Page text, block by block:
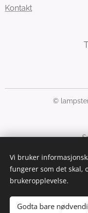
Kontakt
©
Vi bruker
fungerer som det skal,
brukeropplevelse.
Godta bare